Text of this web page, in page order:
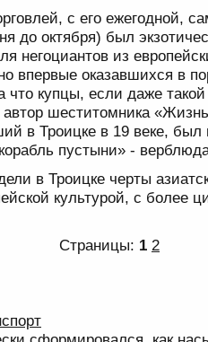
с его ежегодной,
до октября) был
негоциантов из
впервые оказавшихся в
купцы, если даже
автор шеститомника
в Троицке в 19 веке, был
пустыни» -
в Троицке черты
культурой, с более
Страницы: 1 2